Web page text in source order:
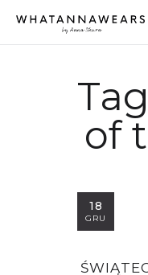
of
18
GRU